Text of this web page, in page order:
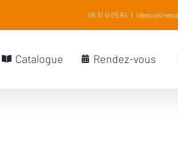
06 31 41 05 64 |
Catalogue Rendez-vous